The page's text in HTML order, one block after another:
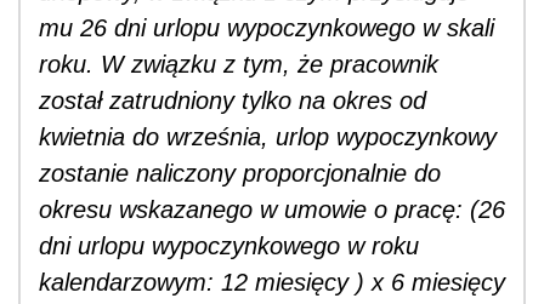
mu 26 dni urlopu wypoczynkowego w skali
roku. W związku z tym, że pracownik
został zatrudniony tylko na okres od
kwietnia do września, urlop wypoczynkowy
zostanie naliczony proporcjonalnie do
okresu wskazanego w umowie o pracę: (26
dni urlopu wypoczynkowego w roku
kalendarzowym: 12 miesięcy ) x 6 miesięcy